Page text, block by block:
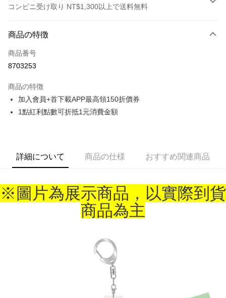
コンビニ受け取り NT$1,300以上で送料無料
クレジットカード1回払い
コンビニ店頭代金引換
Apple Pay
Easy Wallet
ATM払い
代金引換
配送方法
配送毎にNT$65、NT$1,300以上で送料無料
商品の特徴
商品番号
8703253
商品の特徴
加入會員+首下載APP最高領150折價券
1點紅利點數可折抵1元消費金額
詳細について 商品の仕様 おすすめ関連商品
※圖片為展示商品，以實際到貨
商品為主